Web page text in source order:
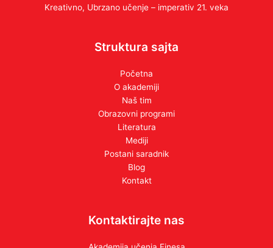
Kreativno, Ubrzano učenje – imperativ 21. veka
Struktura sajta
Početna
O akademiji
Naš tim
Obrazovni programi
Literatura
Mediji
Postani saradnik
Blog
Kontakt
Kontaktirajte nas